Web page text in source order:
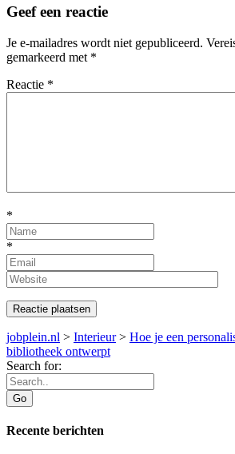
Geef een reactie
Je e-mailadres wordt niet gepubliceerd.
gemarkeerd met *
Reactie *
*
*
jobplein.nl > Interieur> Hoe je een
bibliotheek ontwerpt
Search for:
Recente berichten